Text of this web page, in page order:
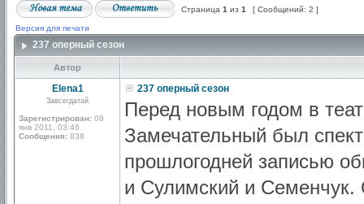
Страница 1 из 1 [ Сообщений: 2 ]
Версия для печати
237 оперный сезон
Автор
Elena1
Завсегдатай
Зарегистрирован: 08
янв 2011, 03:46
Сообщения: 838
237 оперный сезон
Перед новым годом в
Замечательный был
прошлогодней записью
и Сулимский и